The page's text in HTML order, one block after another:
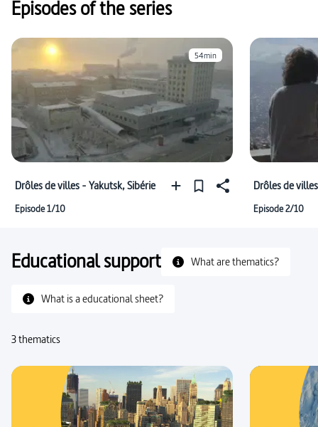
Episodes of the series
54min
Drôles de villes - Yakutsk, Sibérie
Episode 1/10
Drôles de
Episode 2/10
Educational support What are thematics?
What is a educational sheet?
3 thematics